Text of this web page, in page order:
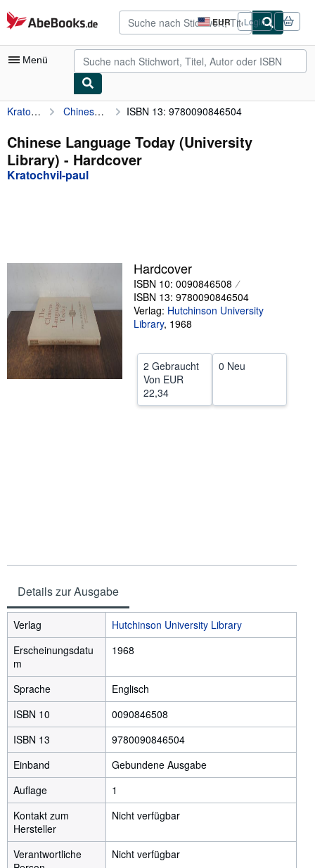
Zum Hauptinhalt
AbeBooks.de EUR
Seite
der
Einkaufseinstellungen.
Login
Menü
Nutzerkonto
Meine Bestellungen
Detailsuche
Verkäufer
Hilfe
SCHLIESSEN
Kratochvil-paul Chinese Language Today (University Library) ISBN 13: 9780090846504
Chinese Language Today (University
Library) - Hardcover
Kratochvil-paul
Hardcover
ISBN 10: 0090846508
ISBN 13: 9780090846504
Verlag: Hutchinson University
Library, 1968
2 Gebraucht
Von EUR
22,34
0 Neu
Details zur Ausgabe
Verlag
Hutchinson University Library
Erscheinungsdatu
m
1968
Sprache
Englisch
ISBN 10
0090846508
ISBN 13
9780090846504
Einband
Gebundene Ausgabe
Auflage
1
Kontakt zum
Hersteller
Nicht verfügbar
Verantwortliche
Nicht verfügbar